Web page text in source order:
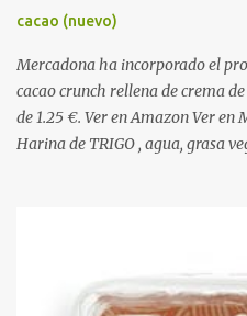
cacao (nuevo)
Mercadona ha incorporado el
cacao crunch rellena de crema
de 1.25 €. Ver en Amazon Ver
Harina de TRIGO , agua, grasa
antioxidante (E300). Relleno
(girasol), LECHE desnatada en